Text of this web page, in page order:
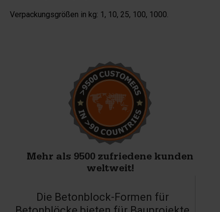
Verpackungsgrößen in kg: 1, 10, 25, 100, 1000.
Mehr als 9500 zufriedene kunden
weltweit!
Die Betonblock-Formen für